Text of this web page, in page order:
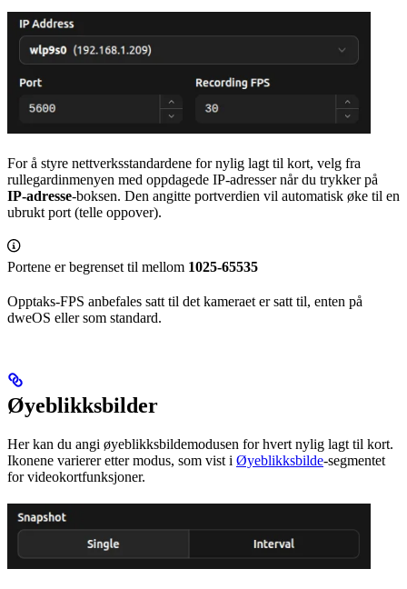
For å styre nettverksstandardene for nylig lagt til kort, velg fra
rullegardinmenyen med oppdagede IP-adresser når du trykker på
IP-adresse-boksen. Den angitte portverdien vil automatisk øke til en
ubrukt port (telle oppover).
Portene er begrenset til mellom 1025-65535
Opptaks-FPS anbefales satt til det kameraet er satt til, enten på
dweOS eller som standard.
Øyeblikksbilder
Her kan du angi øyeblikksbildemodusen for hvert nylig lagt til kort.
Ikonene varierer etter modus, som vist i Øyeblikksbilde-segmentet
for videokortfunksjoner.